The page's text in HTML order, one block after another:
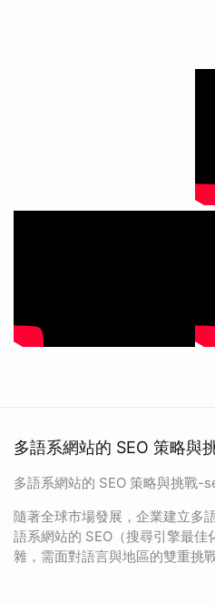
多語系網站的 SEO 策略與
多語系網站的 SEO 策略與挑戰-
隨著全球市場發展，企業建立多
語系網站的 SEO（搜尋引擎最佳
雜，需面對語言與地區的雙重挑戰